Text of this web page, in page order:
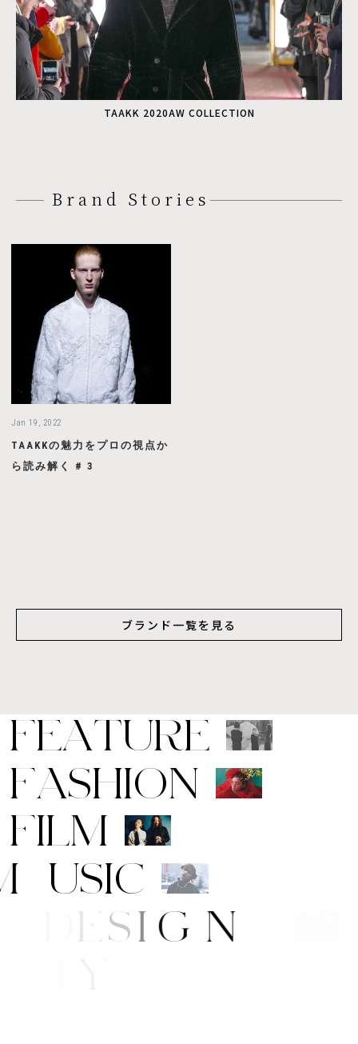
TAAKK 2020AW COLLECTION
Brand Stories
Jan 19, 2022
TAAKKの魅力をプロの視点か
ら読み解く # 3
ブランド一覧を見る
FEATURE
FASHION
FILM
M USIC
T/D ES IG